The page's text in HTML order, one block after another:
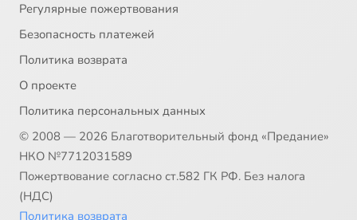
Регулярные пожертвования
Безопасность платежей
Политика возврата
О проекте
Политика персональных данных
© 2008 — 2026 Благотворительный фонд «Предание»
НКО №7712031589
Пожертвование согласно ст.582 ГК РФ. Без налога
(НДС)
Политика возврата